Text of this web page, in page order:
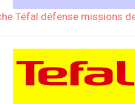
Téfal défense missions de